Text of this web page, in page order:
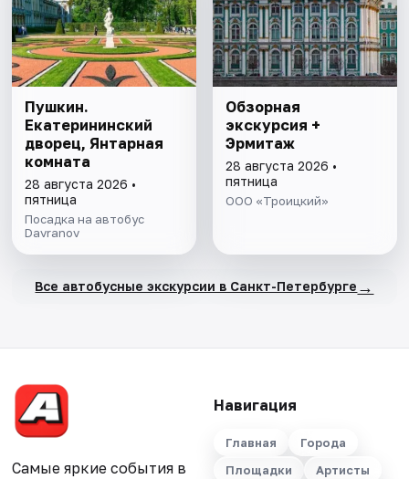
Пушкин.
Екатерининский
дворец, Янтарная
комната
28 августа 2026 •
пятница
Посадка на автобус
Davranov
Обзорная
экскурсия +
Эрмитаж
28 августа 2026 •
пятница
ООО «Троицкий»
Все автобусные экскурсии в Санкт-Петербурге →
Самые яркие события в
Навигация
Главная
Города
Площадки
Артисты